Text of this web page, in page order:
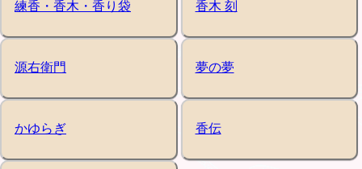
練香・香木・香り袋 香木 刻
源右衛門 夢の夢
かゆらぎ 香伝